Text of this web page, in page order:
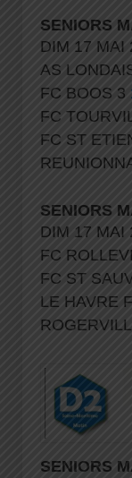
SENIORS
DIM 17 MAI
AS
FC BOOS 3
FC
FC ST
SENIORS
DIM 17 MAI
FC
FC ST
LE HAVRE
SENIORS